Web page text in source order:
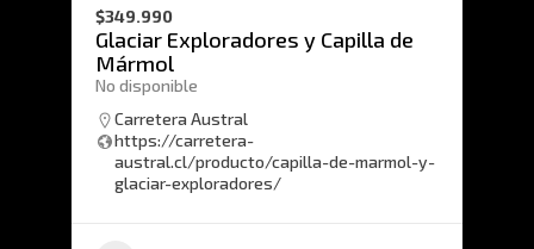
$349.990
Glaciar Exploradores y Capilla de
Mármol
No disponible
Carretera Austral
https://carretera-
austral.cl/producto/capilla-de-marmol-y-
glaciar-exploradores/